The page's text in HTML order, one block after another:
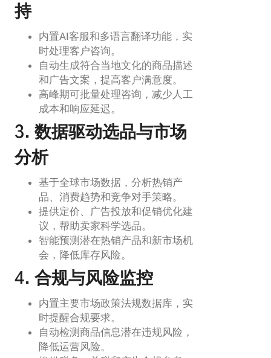
持
内置AI客服和多语言翻译功能，实
时处理客户咨询。
自动生成符合当地文化的商品描述
和广告文案，提高客户满意度。
高峰期可批量处理咨询，减少人工
成本和响应延迟。
3. 数据驱动选品与市场
分析
基于全球市场数据，分析热销产
品、消费趋势和竞争对手策略。
提供定价、广告投放和促销优化建
议，帮助卖家科学选品。
智能预测潜在热销产品和新市场机
会，降低库存风险。
4. 合规与风险监控
内置主要市场政策法规数据库，实
时提醒合规要求。
自动检测商品信息潜在违规风险，
降低运营风险。